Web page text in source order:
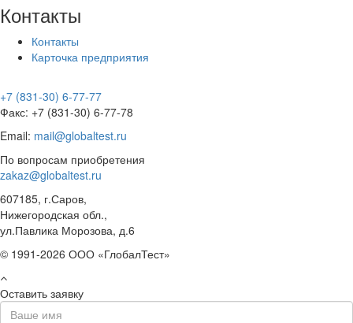
Контакты
Контакты
Карточка предприятия
+7 (831-30) 6-77-77
Факс: +7 (831-30) 6-77-78
Email: mail@globaltest.ru
По вопросам приобретения
zakaz@globaltest.ru
607185, г.Саров,
Нижегородская обл.,
ул.Павлика Морозова, д.6
© 1991-2026 ООО «ГлобалТест»
Оставить заявку